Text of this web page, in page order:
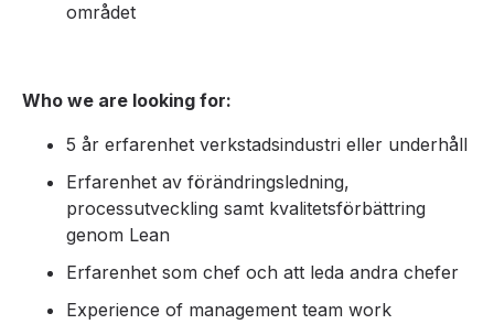
området
Who we are looking for:
5 år erfarenhet verkstadsindustri eller underhåll
Erfarenhet av förändringsledning,
processutveckling samt kvalitetsförbättring
genom Lean
Erfarenhet som chef och att leda andra chefer
Experience of management team work